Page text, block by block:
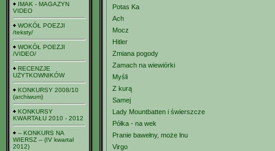
IMAK - MAGAZYN
VIDEO
WOKÓŁ POEZJI
/teksty/
WOKÓŁ POEZJI
/VIDEO/
RECENZJE
UŻYTKOWNIKÓW
KONKURSY 2008/10
(archiwum)
KONKURSY
KWARTAŁU 2010 - 2012
-- KONKURS NA
WIERSZ -- (IV kwartał
2012)
Potas Ka
Ach
Mocz
Hitler
Zmiana pogody
Zamach na wiewiórki
Myśli
Z kurą
Samej
Lady Mountbatten i świerszcze
Półka - na wek
Pranie bawełny, może lnu
Virgo